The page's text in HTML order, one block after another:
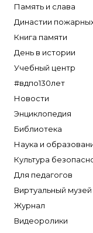
Память и слава
Династии
Книга памяти
День в истории
Учебный центр
#вдпо130лет
Новости
Энциклопедия
Библиотека
Наука и
Культура
Для педагогов
Виртуальный музей
Журнал
Видеоролики